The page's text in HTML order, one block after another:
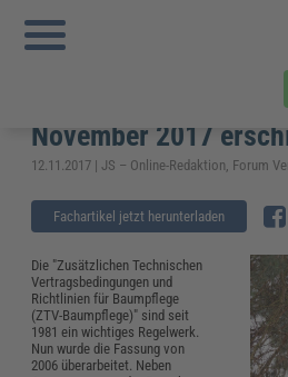
Sie sind hier:
mit neuer Struktur und aktuellen Inhalten im
Neue ZTV-
Struktur und
November 2017
12.11.2017 | JS – Online-Redaktion, Forum
Fachartikel jetzt herunterladen
Die "Zusätzlichen Technischen
Vertragsbedingungen und
Richtlinien für Baumpflege
(ZTV-Baumpflege)" sind seit
1981 ein wichtiges Regelwerk.
Nun wurde die Fassung von
2006 überarbeitet. Neben